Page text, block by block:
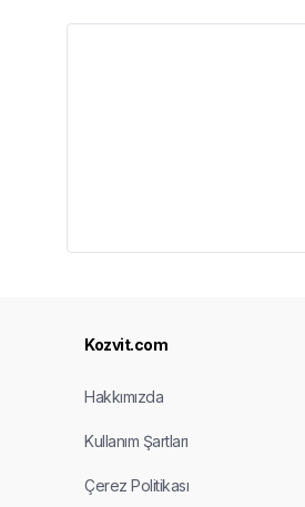
Kozvit.com
Hakkımızda
Kullanım Şartları
Çerez Politikası